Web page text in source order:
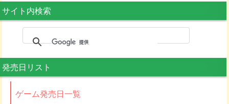
サイト内検索
発売日リスト
ゲーム発売日一覧